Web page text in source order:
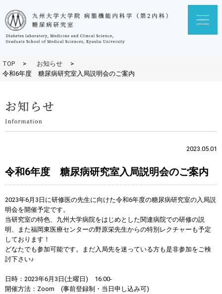
TOP > お知らせ
>
令和6年度 糖尿病研究室入局説明会のご案内
2023.05.01
令和6年度 糖尿病研究室入局説明会のご案内
2023年6月3日に研修医の先生に向けた令和6年度の糖尿病研究室の入局説
明会を開催予定です。
当研究室の特色、九州大学病院をはじめとした関連病院での研修の説
明、また福岡東医療センターの野原栄先生からの特別レクチャーも予定
しております！
どなたでも参加可能です。まだ入局先を迷っている方も是非参加をご検
討下さい♪
日時：2023年6月3日(土曜日) 16:00-
開催方法：Zoom (事前登録制・当日申し込み可)